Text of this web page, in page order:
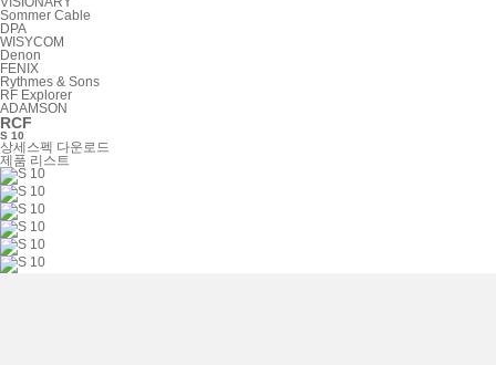
Sommer Cable
DPA
WISYCOM
Denon
FENIX
Rythmes & Sons
RF Explorer
ADAMSON
RCF
S 10
상세스펙 다운로드
제품 리스트